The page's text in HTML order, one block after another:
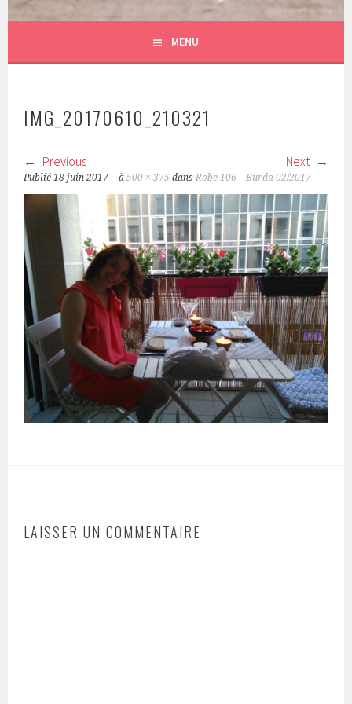
MENU
IMG_20170610_210321
Previous Next
Publié18 juin 2017 à500 × 375 dansRobe 106 – Burda 02/2017
LAISSER UN COMMENTAIRE